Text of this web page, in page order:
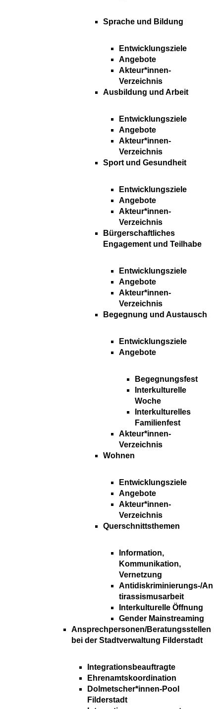
Sprache und Bildung
Entwicklungsziele
Angebote
Akteur*innen-
Verzeichnis
Ausbildung und Arbeit
Entwicklungsziele
Angebote
Akteur*innen-
Verzeichnis
Sport und Gesundheit
Entwicklungsziele
Angebote
Akteur*innen-
Verzeichnis
Bürgerschaftliches
Engagement und Teilhabe
Entwicklungsziele
Angebote
Akteur*innen-
Verzeichnis
Begegnung und Austausch
Entwicklungsziele
Angebote
Begegnungsfest
Interkulturelle
Woche
Interkulturelles
Familienfest
Akteur*innen-
Verzeichnis
Wohnen
Entwicklungsziele
Angebote
Akteur*innen-
Verzeichnis
Querschnittsthemen
Information,
Kommunikation,
Vernetzung
Antidiskriminierungs-/An
tirassismusarbeit
Interkulturelle Öffnung
Gender Mainstreaming
Ansprechpersonen/Beratungsstellen
bei der Stadtverwaltung Filderstadt
Integrationsbeauftragte
Ehrenamtskoordination
Dolmetscher*innen-Pool
Filderstadt